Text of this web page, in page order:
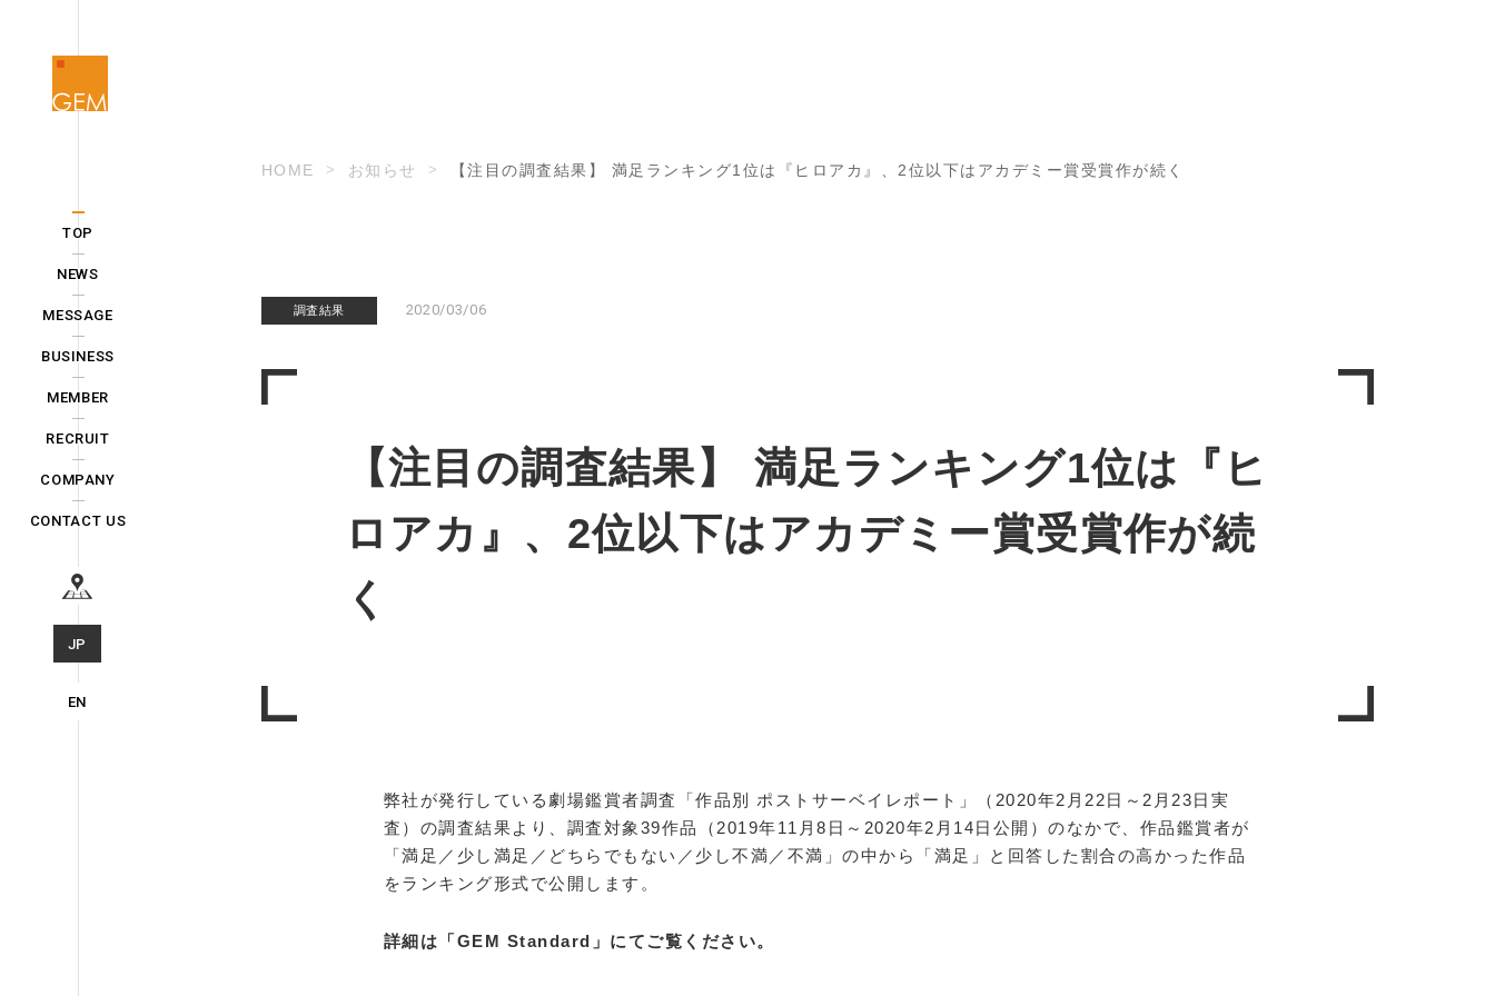
TOP
NEWS
MESSAGE
BUSINESS
MEMBER
RECRUIT
COMPANY
CONTACT US
JP
EN
HOME お知らせ 【注目の調査結果】 満足ランキング1位は『ヒロアカ』、2位以下はアカデミー賞受賞作が続く
調査結果 2020/03/06
【注目の調査結果】 満足ランキング1位は『ヒ
ロアカ』、2位以下はアカデミー賞受賞作が続
く
弊社が発行している劇場鑑賞者調査「作品別 ポストサーベイレポート」（2020年2月22日～2月23日実
査）の調査結果より、調査対象39作品（2019年11月8日～2020年2月14日公開）のなかで、作品鑑賞者が
「満足／少し満足／どちらでもない／少し不満／不満」の中から「満足」と回答した割合の高かった作品
をランキング形式で公開します。
詳細は「GEM Standard」にてご覧ください。